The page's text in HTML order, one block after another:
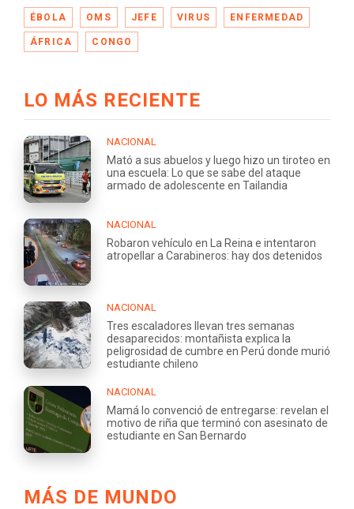
ÉBOLA OMS JEFE VIRUS ENFERMEDAD
ÁFRICA CONGO
LO MÁS RECIENTE
NACIONAL
Mató a sus abuelos y luego hizo un tiroteo en
una escuela: Lo que se sabe del ataque
armado de adolescente en Tailandia
NACIONAL
Robaron vehículo en La Reina e intentaron
atropellar a Carabineros: hay dos detenidos
NACIONAL
Tres escaladores llevan tres semanas
desaparecidos: montañista explica la
peligrosidad de cumbre en Perú donde murió
estudiante chileno
NACIONAL
Mamá lo convenció de entregarse: revelan el
motivo de riña que terminó con asesinato de
estudiante en San Bernardo
MÁS DE MUNDO